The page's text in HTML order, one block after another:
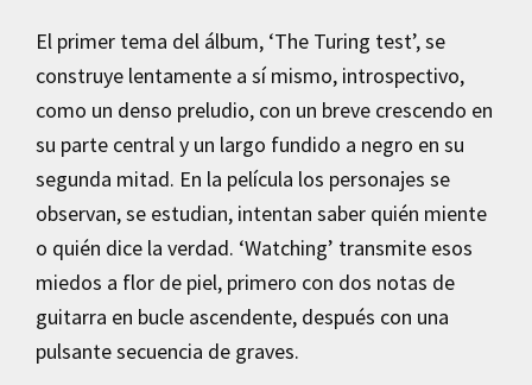
El primer tema del álbum, ‘The Turing test’, se
construye lentamente a sí mismo, introspectivo,
como un denso preludio, con un breve crescendo en
su parte central y un largo fundido a negro en su
segunda mitad. En la película los personajes se
observan, se estudian, intentan saber quién miente
o quién dice la verdad. ‘Watching’ transmite esos
miedos a flor de piel, primero con dos notas de
guitarra en bucle ascendente, después con una
pulsante secuencia de graves.